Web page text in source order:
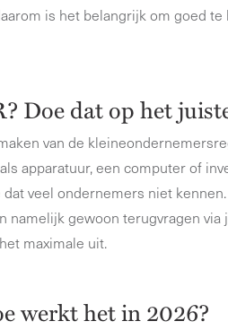
is het belangrijk om goed
Doe dat op het
van de
apparatuur, een computer of
veel ondernemers niet
gewoon terugvragen via
maximale uit.
werkt het in 2026?